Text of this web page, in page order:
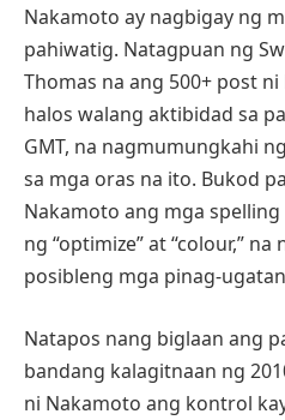
Nakamoto ay nagbigay ng
pahiwatig. Natagpuan ng
Thomas na ang 500+ post
halos walang aktibidad sa
GMT, na nagmumungkahi
sa mga oras na ito. Bukod
Nakamoto ang mga
ng “optimize” at “colour,”
posibleng mga pinag-
Natapos nang biglaan ang
bandang kalagitnaan ng
ni Nakamoto ang kontrol